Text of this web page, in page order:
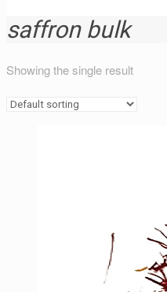
saffron bulk
Showing the single result